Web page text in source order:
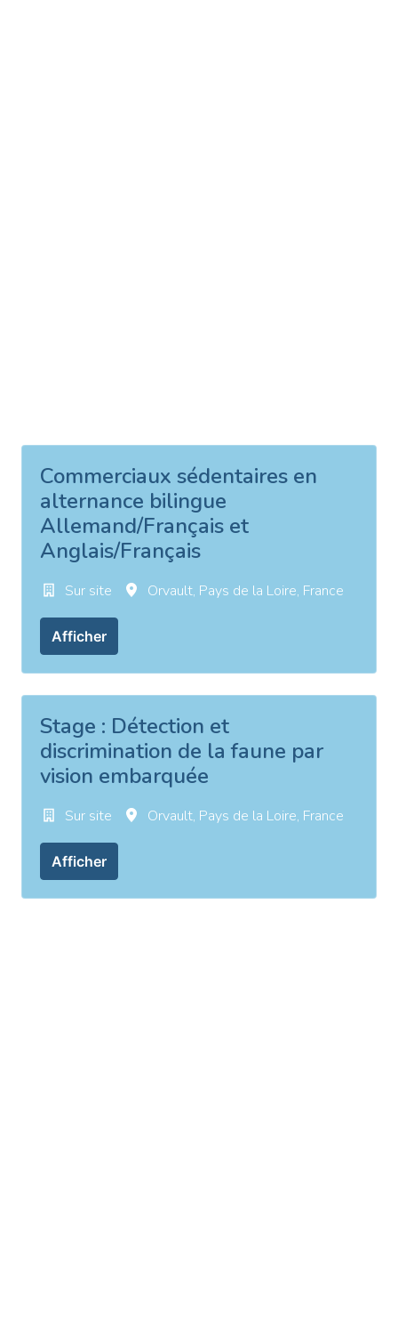
Commerciaux sédentaires en
alternance bilingue
Allemand/Français et
Anglais/Français
Sur site Orvault, Pays de la Loire, France
Afficher
Stage : Détection et
discrimination de la faune par
vision embarquée
Sur site Orvault, Pays de la Loire, France
Afficher